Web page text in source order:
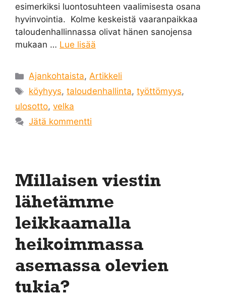
esimerkiksi luontosuhteen vaalimisesta osana
hyvinvointia. Kolme keskeistä vaaranpaikkaa
taloudenhallinnassa olivat hänen sanojensa
mukaan … Lue lisää
Kategoriat
Ajankohtaista,Artikkeli
Avainsanat
köyhyys,taloudenhallinta,työttömyys,
ulosotto, velka
Jätä kommentti
Millaisen viestin
lähetämme
leikkaamalla
heikoimmassa
asemassa olevien
tukia?